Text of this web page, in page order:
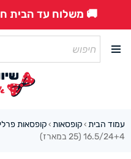
🚚 משלוח עד הבית
עמוד הבית › קופסאות ›קופסאות
16.5/24+4 (25 במארז)